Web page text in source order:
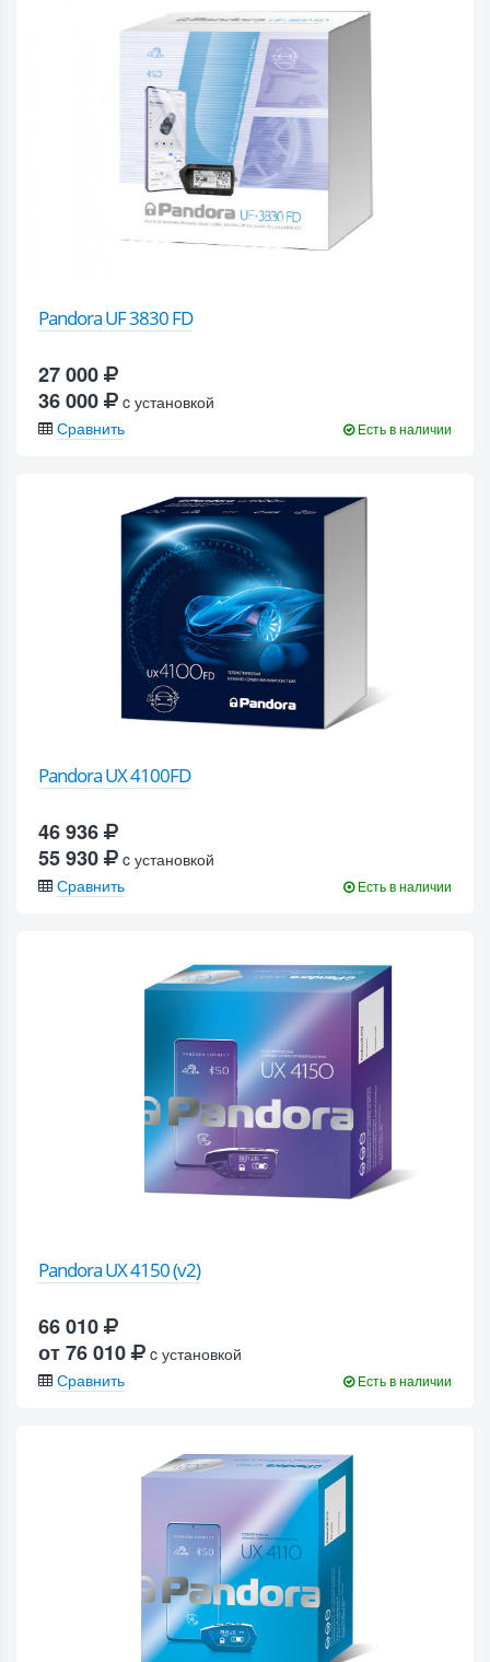
Pandora UF 3830 FD
27 000
36 000
c установкой
Сравнить
Есть в наличии
Pandora UX 4100FD
46 936
55 930
c установкой
Сравнить
Есть в наличии
Pandora UX 4150 (v2)
66 010
от 76 010
c установкой
Сравнить
Есть в наличии